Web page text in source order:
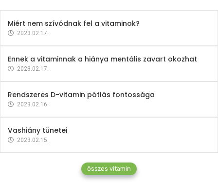
Miért nem szívódnak fel a vitaminok?
2023.02.17.
Ennek a vitaminnak a hiánya mentális zavart okozhat
2023.02.17.
Rendszeres D-vitamin pótlás fontossága
2023.02.16.
Vashiány tünetei
2023.02.15.
összes vitamin